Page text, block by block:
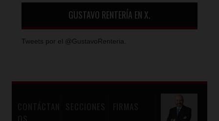
GUSTAVO RENTERÍA EN X.
Tweets por el @GustavoRenteria.